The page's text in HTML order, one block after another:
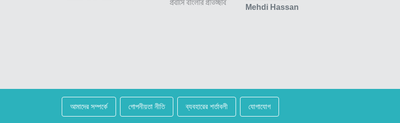
Mehdi Hassan
আমাদের সম্পর্কে গোপনীয়তা নীতি ব্যবহারের শর্তাবলী যোগাযোগ